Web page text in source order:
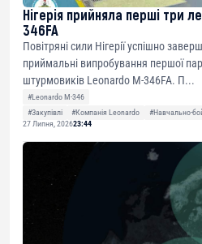
Нігерія прийняла перші три
346FA
Повітряні сили Нігерії успішно
приймальні випробування першої
штурмовиків Leonardo M-346FA. П...
#Leonardo M-346
#Закупівлі
#Компанія Leonardo #Навчально-
27 Липня, 202623:44